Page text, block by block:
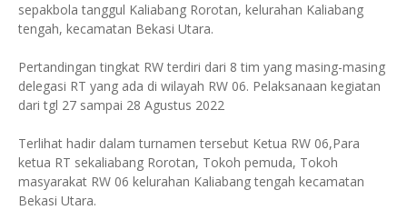
sepakbola tanggul Kaliabang Rorotan, kelurahan Kaliabang
tengah, kecamatan Bekasi Utara.
Pertandingan tingkat RW terdiri dari 8 tim yang masing-masing
delegasi RT yang ada di wilayah RW 06. Pelaksanaan kegiatan
dari tgl 27 sampai 28 Agustus 2022
Terlihat hadir dalam turnamen tersebut Ketua RW 06,Para
ketua RT sekaliabang Rorotan, Tokoh pemuda, Tokoh
masyarakat RW 06 kelurahan Kaliabang tengah kecamatan
Bekasi Utara.